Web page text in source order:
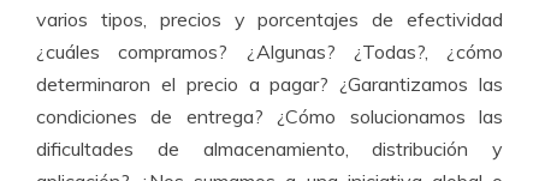
varios tipos, precios y porcentajes de efectividad
¿cuáles compramos? ¿Algunas? ¿Todas?, ¿cómo
determinaron el precio a pagar? ¿Garantizamos las
condiciones de entrega? ¿Cómo solucionamos las
dificultades de almacenamiento, distribución y